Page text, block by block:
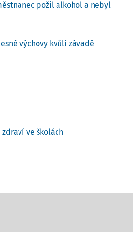
požil alkohol a nebyl
výchovy kvůli závadě
zdraví ve školách